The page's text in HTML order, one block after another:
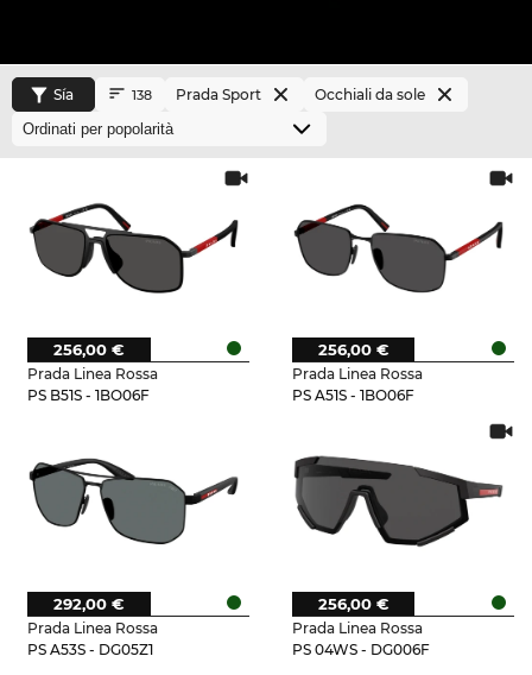
Sía 138 Prada Sport Occhiali da sole
Prada Linea Rossa
PS B51S - 1BO06F
256,00 €
Prada Linea Rossa
PS A51S - 1BO06F
256,00 €
Prada Linea Rossa
PS A53S - DG05Z1
292,00 €
Prada Linea Rossa
PS 04WS - DG006F
256,00 €